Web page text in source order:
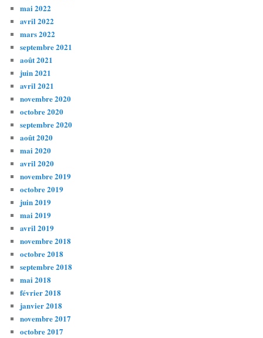
mai 2022
avril 2022
mars 2022
septembre 2021
août 2021
juin 2021
avril 2021
novembre 2020
octobre 2020
septembre 2020
août 2020
mai 2020
avril 2020
novembre 2019
octobre 2019
juin 2019
mai 2019
avril 2019
novembre 2018
octobre 2018
septembre 2018
mai 2018
février 2018
janvier 2018
novembre 2017
octobre 2017